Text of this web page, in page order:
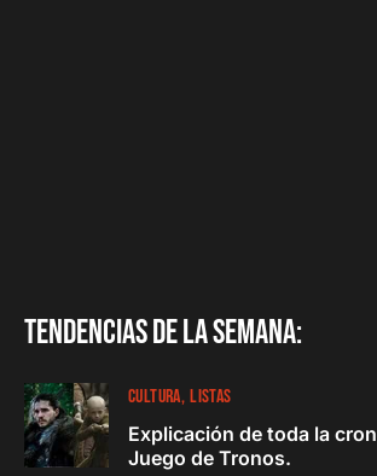
Tendencias de la semana:
CULTURA LISTAS
Explicación de toda la
Juego de Tronos.